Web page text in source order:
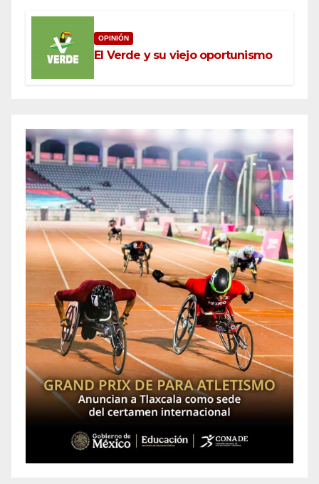
OPINIÓN
El Verde y su viejo oportunismo